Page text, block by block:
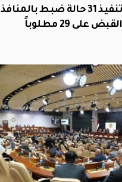
الأمن الوطني: تنفيذ 31 حالة ضبط بالمنافذ
29 مطلوباً